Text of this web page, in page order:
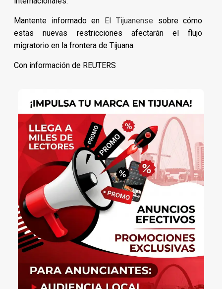
Mantente informado en El Tijuanense sobre cómo
estas nuevas restricciones afectarán el flujo
migratorio en la frontera de Tijuana.
Con información de REUTERS